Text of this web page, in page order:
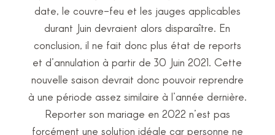
date, le couvre-feu et les jauges applicables
durant Juin devraient alors disparaître. En
conclusion, il ne fait donc plus état de reports
et d’annulation à partir de 30 Juin 2021. Cette
nouvelle saison devrait donc pouvoir reprendre
à une période assez similaire à l’année dernière.
Reporter son mariage en 2022 n’est pas
forcément une solution idéale car personne ne